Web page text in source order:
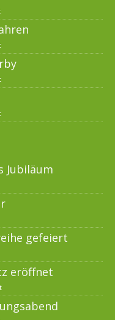
Jubiläum
gefeiert
eröffnet